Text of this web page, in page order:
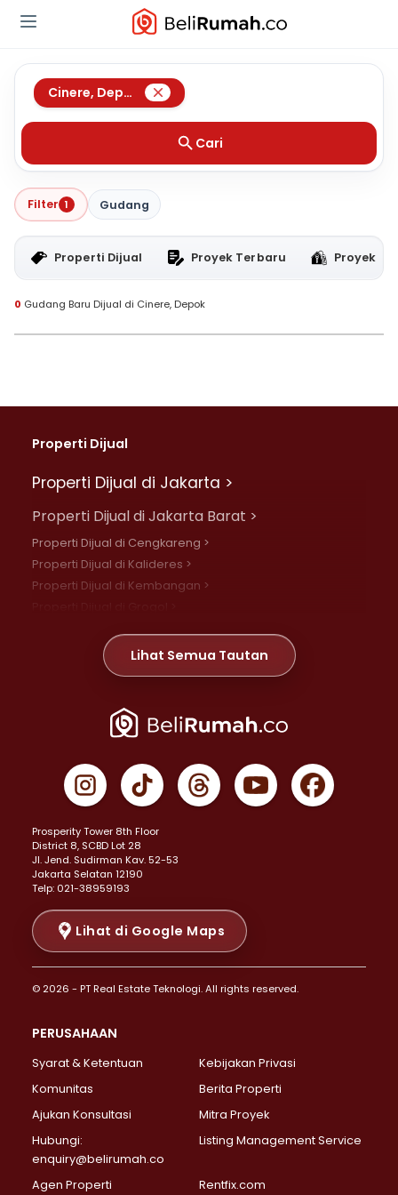
Cinere, Depok
Cari
Filter 1 Gudang
Properti Dijual Proyek Terbaru Proyek
0 Gudang Baru Dijual di Cinere, Depok
Properti Dijual
Properti Dijual di Jakarta >
Properti Dijual di Jakarta Barat >
Properti Dijual di Cengkareng >
Properti Dijual di Kalideres >
Properti Dijual di Kembangan >
Properti Dijual di Meruya >
Properti Dijual di Jelambar >
Properti Dijual di Jakarta Pusat >
Properti Dijual di Gambir >
Properti Dijual di Johar Baru >
Properti Dijual di Menteng >
Properti Dijual di Senen >
Properti Dijual di Tanah Abang >
Properti Dijual di Cikini >
Properti Dijual di Kramat >
Properti Dijual di Pasar Baru >
Properti Dijual di Bendungan Hilir >
Properti Dijual di Jakarta Selatan >
Properti Dijual di Lebak Bulus >
Properti Dijual di Gandaria Selatan >
Properti Dijual di Pondok Labu >
Properti Dijual di Lenteng Agung >
Properti Dijual di Senayan >
Properti Dijual di Pondok Pinang >
Lihat Semua Tautan
Prosperity Tower 8th Floor
District 8, SCBD Lot 28
JI. Jend. Sudirman Kav. 52-53
Jakarta Selatan 12190
Telp: 021-38959193
Lihat di Google Maps
© 2026 - PT Real Estate Teknologi. All rights reserved.
PERUSAHAAN
Syarat & Ketentuan
Kebijakan Privasi
Komunitas
Berita Properti
Ajukan Konsultasi
Mitra Proyek
Hubungi:
enquiry@belirumah.co
Listing Management Service
Agen Properti Rentfix.com